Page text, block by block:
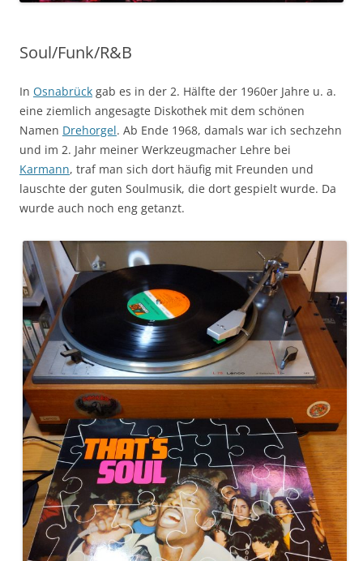
Soul/Funk/R&B
In Osnabrück gab es in der 2. Hälfte der 1960er Jahre u. a.
eine ziemlich angesagte Diskothek mit dem schönen
Namen Drehorgel. Ab Ende 1968, damals war ich sechzehn
und im 2. Jahr meiner Werkzeugmacher Lehre bei
Karmann, traf man sich dort häufig mit Freunden und
lauschte der guten Soulmusik, die dort gespielt wurde. Da
wurde auch noch eng getanzt.